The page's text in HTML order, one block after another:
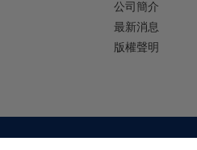
公司簡介
最新消息
版權聲明